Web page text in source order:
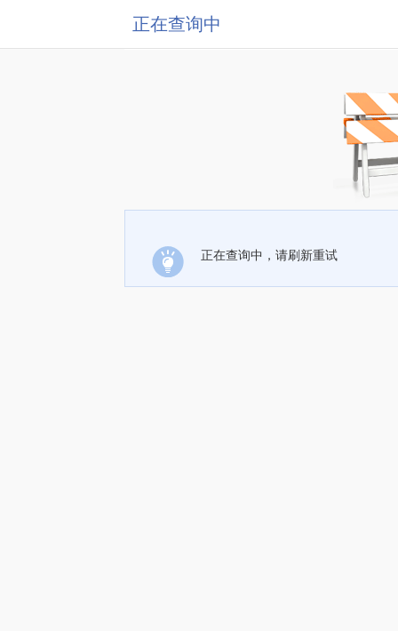
正在查询中
正在查询中，请刷新重试